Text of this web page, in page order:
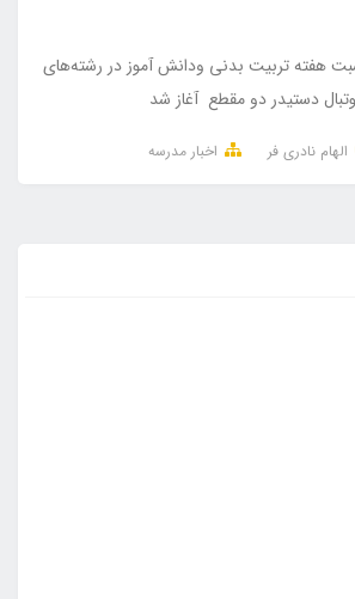
هفته تربیت بدنی ودانش آموز در رشته‌های
دستیدر دو مقطع آغاز شد
الهام نادری فر اخبار مدرسه